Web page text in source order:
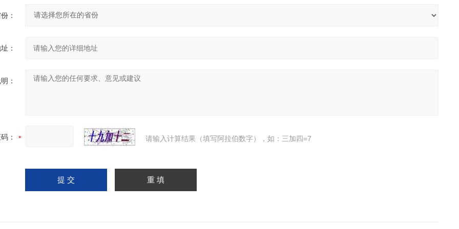
：
：
：
： 请输入计算结果（填写阿拉伯数字），如：三加四=7